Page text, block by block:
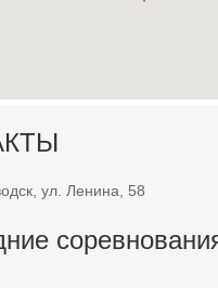
ул. Ленина, 58